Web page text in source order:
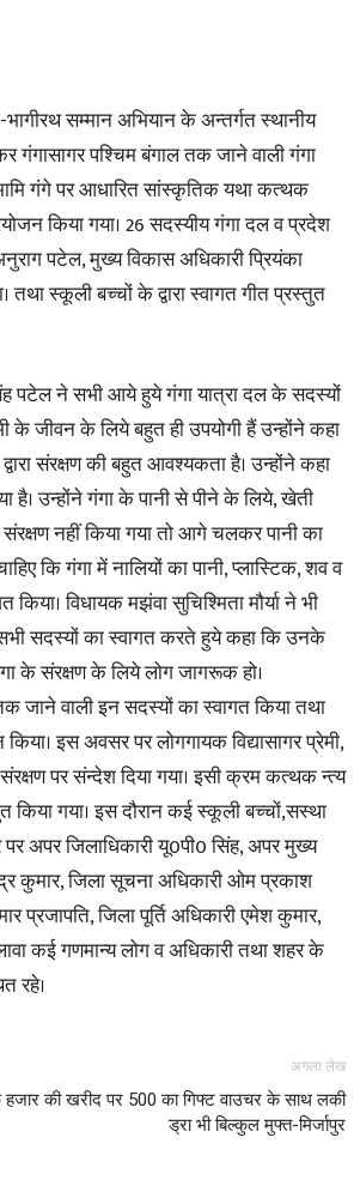
News,
Latest
News
in
Hindi,
Today
सम्मान अभियान के अन्तर्गत स्थानीय
पश्चिम बंगाल तक जाने वाली गंगा
गंगे पर आधारित सांस्कृतिक यथा कत्थक
किया गया। 26 सदस्यीय गंगा दल व प्रदेश
पटेल, मुख्य विकास अधिकारी प्रियंका
तथा स्कूली बच्चों के द्वारा स्वागत गीत प्रस्तुत
पटेल ने सभी आये हुये गंगा यात्रा दल के सदस्यों
के जीवन के लिये बहुत ही उपयोगी हैं उन्होंने कहा
संरक्षण की बहुत आवश्यकता है। उन्होंने कहा
है। उन्होंने गंगा के पानी से पीने के लिये, खेती
संरक्षण नहीं किया गया तो आगे चलकर पानी का
कि गंगा में नालियों का पानी, प्लास्टिक, शव व
विधायक मझंवा सुचिश्मिता मौर्या ने भी
सदस्यों का स्वागत करते हुये कहा कि उनके
के संरक्षण के लिये लोग जागरूक हो।
जाने वाली इन सदस्यों का स्वागत किया तथा
इस अवसर पर लोगगायक विद्यासागर प्रेमी,
पर संन्देश दिया गया। इसी क्रम कत्थक न्त्य
किया गया। इस दौरान कई स्कूली बच्चों,सस्था
अपर जिलाधिकारी यू0पी0 सिंह, अपर मुख्य
कुमार, जिला सूचना अधिकारी ओम प्रकाश
प्रजापति, जिला पूर्ति अधिकारी एमेश कुमार,
कई गणमान्य लोग व अधिकारी तथा शहर के
रहे।
अगला लेख
की खरीद पर 500 का गिफ्ट वाउचर के साथ लकी
ड्रा भी बिल्कुल मुफ्त-मिर्जापुर